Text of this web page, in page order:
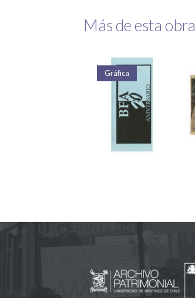
Más de esta obra
Texto